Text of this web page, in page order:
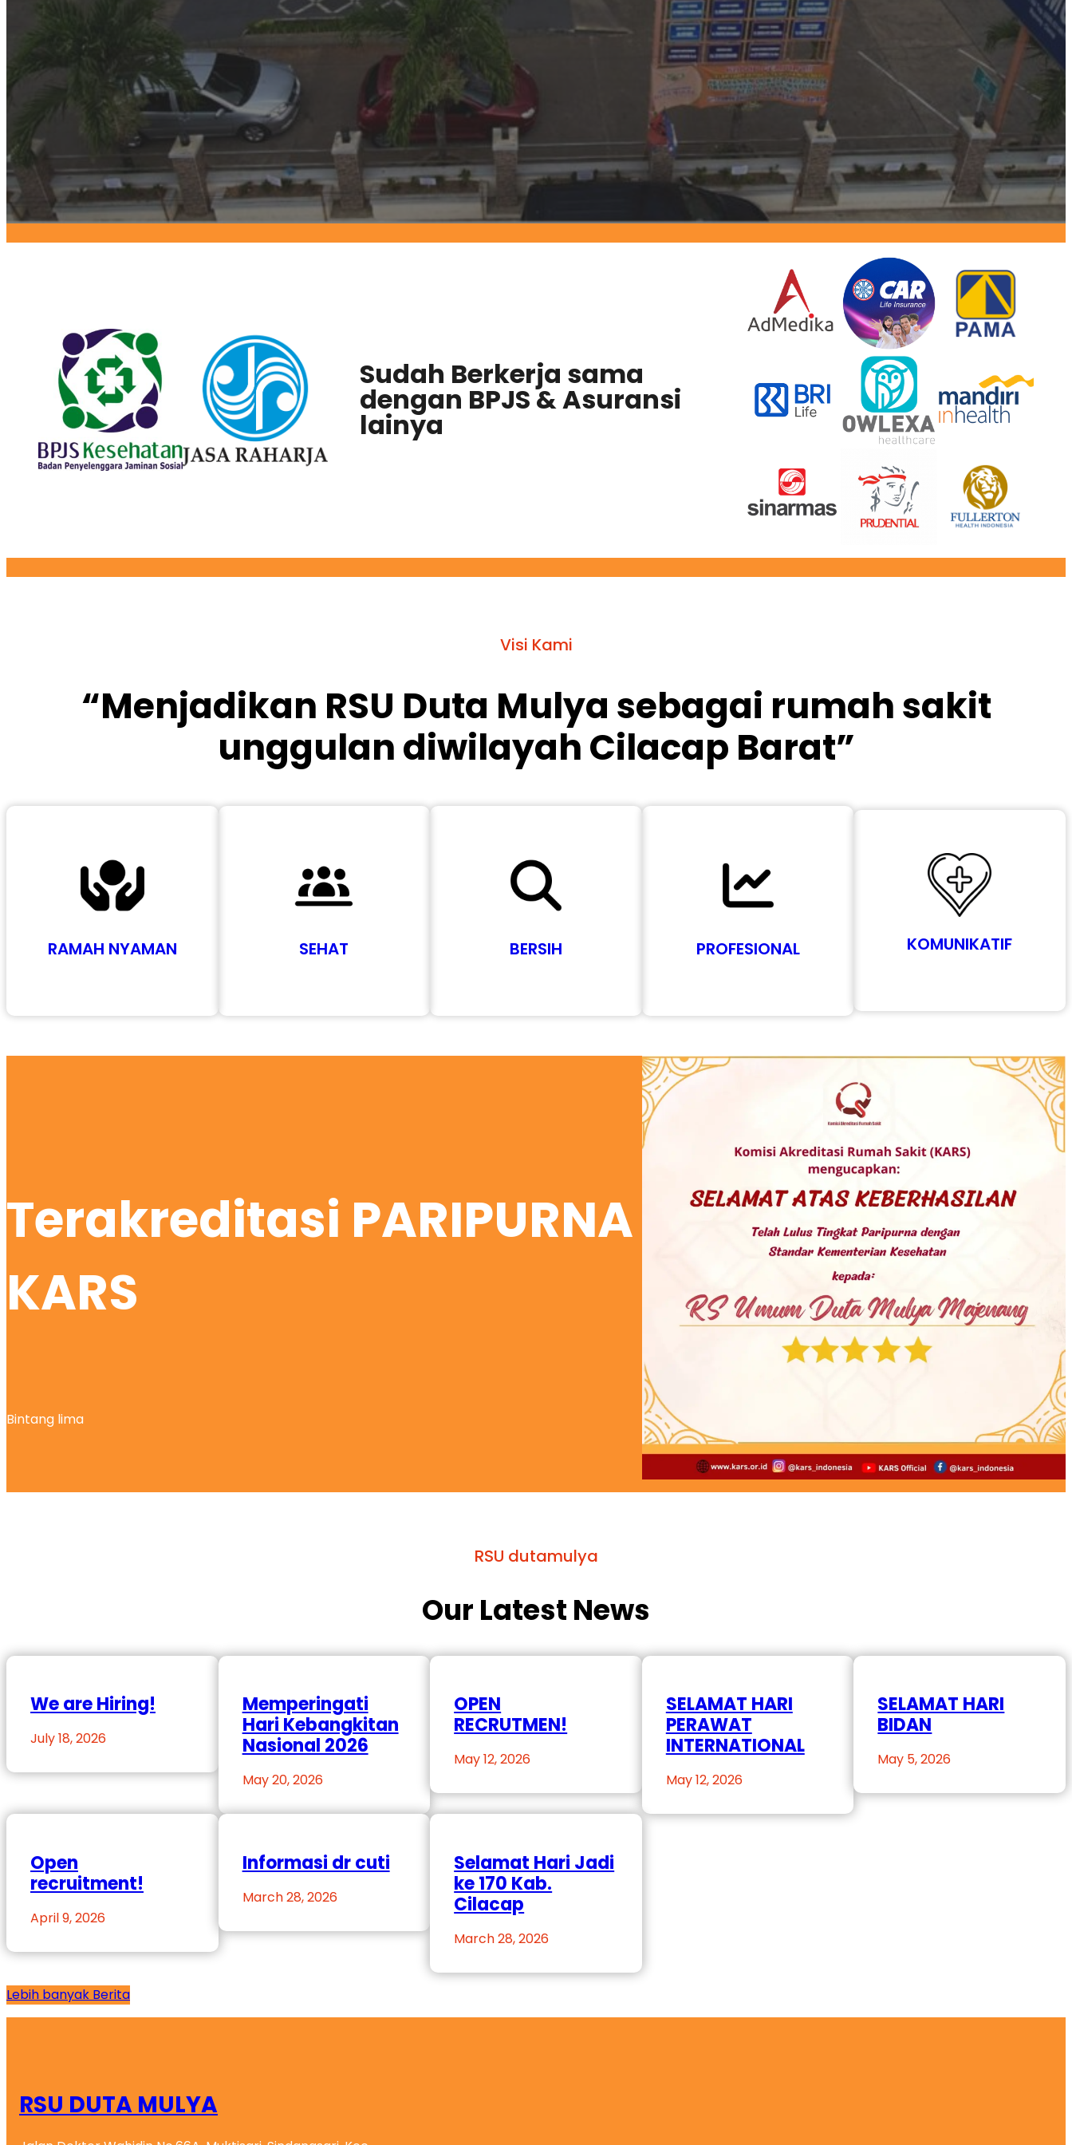
Sudah Berkerja sama
dengan BPJS & Asuransi
lainya
Visi Kami
“Menjadikan RSU Duta Mulya sebagai rumah sakit
unggulan diwilayah Cilacap Barat”
RAMAH NYAMAN SEHAT BERSIH PROFESIONAL KOMUNIKATIF
Terakreditasi PARIPURNA
KARS
Bintang lima
RSU dutamulya
Our Latest News
We are Hiring!
July 18, 2026
Memperingati
Hari Kebangkitan
Nasional 2026
May 20, 2026
OPEN
RECRUTMEN!
May 12, 2026
SELAMAT HARI
PERAWAT
INTERNATIONAL
May 12, 2026
SELAMAT HARI
BIDAN
May 5, 2026
Open
recruitment!
April 9, 2026
Informasi dr cuti
March 28, 2026
Selamat Hari Jadi
ke 170 Kab.
Cilacap
March 28, 2026
Lebih banyak Berita
RSU DUTA MULYA